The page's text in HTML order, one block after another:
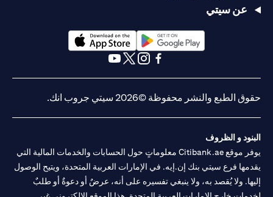
عن سيتي
(opens in a new tab)
حقوق الطبع والنشر محفوظة ©2026 سيتي جروب انك.
البنود و الظروف
يوفر موقع Citibank.ae معلوماتٍ حول الحسابات والخدمات المالية التي
يقدمها فرع سيتي بنك إن.إيه. في الإمارات العربية المتحدة، ويتيح الوصول
إليها. ولا يُقصد به، ولا ينبغي تفسيره على أنه، عرضٌ أو دعوةٌ أو طلبٌ